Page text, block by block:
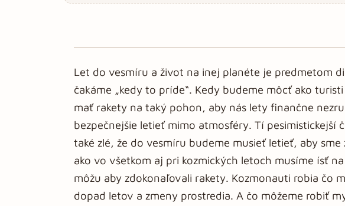
Let do vesmíru a život na inej planéte je predmetom
čakáme „kedy to príde“. Kedy budeme môcť ako
mať rakety na taký pohon, aby nás lety finančne
bezpečnejšie letieť mimo atmosféry. Tí pesimistickejší
také zlé, že do vesmíru budeme musieť letieť, aby
ako vo všetkom aj pri kozmických letoch musíme ísť
môžu aby zdokonaľovali rakety. Kozmonauti robia čo
dopad letov a zmeny prostredia. A čo môžeme robiť